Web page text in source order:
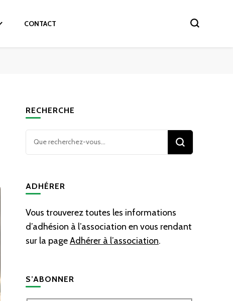
CONTACT
RECHERCHE
Vous
recherchiez
chose ?
ADHÉRER
Vous trouverez toutes les informations
d’adhésion à l’association en vous rendant
sur la pageAdhérer à l’association.
S’ABONNER